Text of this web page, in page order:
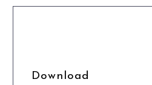
Download